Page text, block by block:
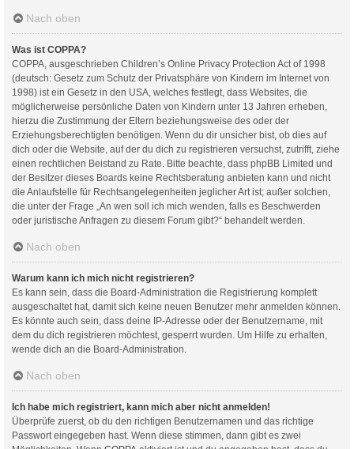
Nach oben
Was ist COPPA?
COPPA, ausgeschrieben Children’s Online Privacy Protection Act of 1998
(deutsch: Gesetz zum Schutz der Privatsphäre von Kindern im Internet von
1998) ist ein Gesetz in den USA, welches festlegt, dass Websites, die
möglicherweise persönliche Daten von Kindern unter 13 Jahren erheben,
hierzu die Zustimmung der Eltern beziehungsweise des oder der
Erziehungsberechtigten benötigen. Wenn du dir unsicher bist, ob dies auf
dich oder die Website, auf der du dich zu registrieren versuchst, zutrifft, ziehe
einen rechtlichen Beistand zu Rate. Bitte beachte, dass phpBB Limited und
der Besitzer dieses Boards keine Rechtsberatung anbieten kann und nicht
die Anlaufstelle für Rechtsangelegenheiten jeglicher Art ist; außer solchen,
die unter der Frage „An wen soll ich mich wenden, falls es Beschwerden
oder juristische Anfragen zu diesem Forum gibt?“ behandelt werden.
Nach oben
Warum kann ich mich nicht registrieren?
Es kann sein, dass die Board-Administration die Registrierung komplett
ausgeschaltet hat, damit sich keine neuen Benutzer mehr anmelden können.
Es könnte auch sein, dass deine IP-Adresse oder der Benutzername, mit
dem du dich registrieren möchtest, gesperrt wurden. Um Hilfe zu erhalten,
wende dich an die Board-Administration.
Nach oben
Ich habe mich registriert, kann mich aber nicht anmelden!
Überprüfe zuerst, ob du den richtigen Benutzernamen und das richtige
Passwort eingegeben hast. Wenn diese stimmen, dann gibt es zwei